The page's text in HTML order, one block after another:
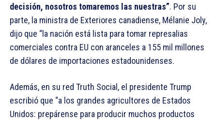
decisión, nosotros tomaremos las nuestras”. Por su
parte, la ministra de Exteriores canadiense, Mélanie Joly,
dijo que “la nación está lista para tomar represalias
comerciales contra EU con aranceles a 155 mil millones
de dólares de importaciones estadounidenses.
Además, en su red Truth Social, el presidente Trump
escribió que “a los grandes agricultores de Estados
Unidos: prepárense para producir muchos productos